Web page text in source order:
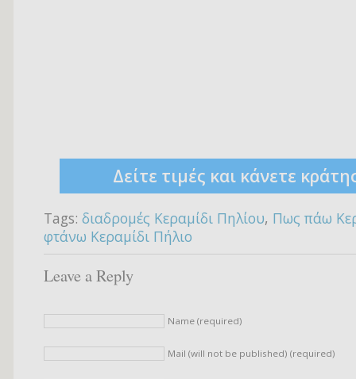
Δείτε τιμές και κάνετε
Tags: διαδρομές Κεραµίδι Πηλίου, Πως πάω
φτάνω Κεραµίδι Πήλιο
Leave a Reply
Name (required)
Mail (will not be published) (required)